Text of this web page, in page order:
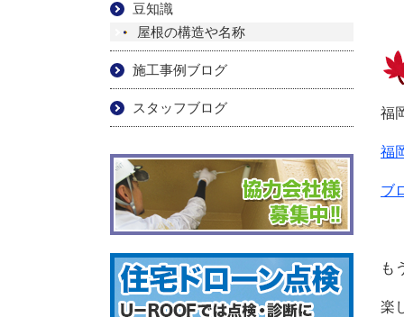
福
福
ブ
も
楽
豆知識
屋根の構造や名称
施工事例ブログ
スタッフブログ